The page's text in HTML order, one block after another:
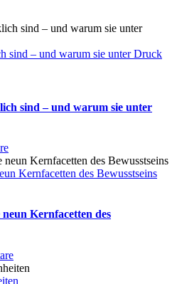
sind – und warum sie unter Druck
sind – und warum sie unter
Kernfacetten des Bewusstseins
Kernfacetten des